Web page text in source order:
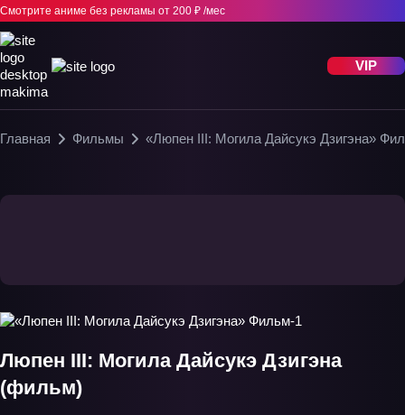
Смотрите аниме без рекламы от 200 ₽ /мес
VIP
Главная Фильмы «Люпен III: Могила Дайсукэ Дзигэна»
Люпен III: Могила Дайсукэ Дзигэна
(фильм)